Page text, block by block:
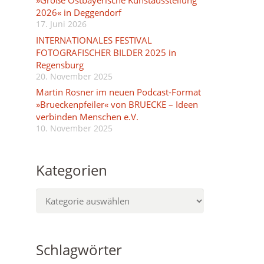
2026« in Deggendorf
17. Juni 2026
INTERNATIONALES FESTIVAL
FOTOGRAFISCHER BILDER 2025 in
Regensburg
20. November 2025
Martin Rosner im neuen Podcast-Format
»Brueckenpfeiler« von BRUECKE – Ideen
verbinden Menschen e.V.
10. November 2025
Kategorien
Kategorien
Schlagwörter